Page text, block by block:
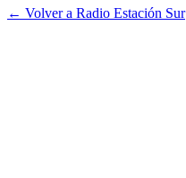
← Volver a Radio Estación Sur